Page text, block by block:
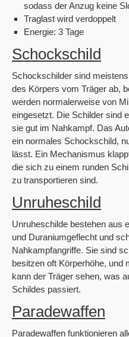
sodass der Anzug keine
Traglast wird verdoppelt
Energie: 3 Tage
Schockschild
Schockschilder sind
des Körpers vom Träger ab,
werden normalerweise von
eingesetzt. Die Schilder sind
sie gut im Nahkampf. Das
ein normales Schockschild,
lässt. Ein Mechanismus
die sich zu einem runden
zu transportieren sind.
Unruheschild
Unruheschilde bestehen aus
und Duraniumgeflecht und
Nahkampfangriffe. Sie sind
besitzen oft Körperhöhe, und
kann der Träger sehen, was
Schildes passiert.
Paradewaffen
Paradewaffen funktionieren